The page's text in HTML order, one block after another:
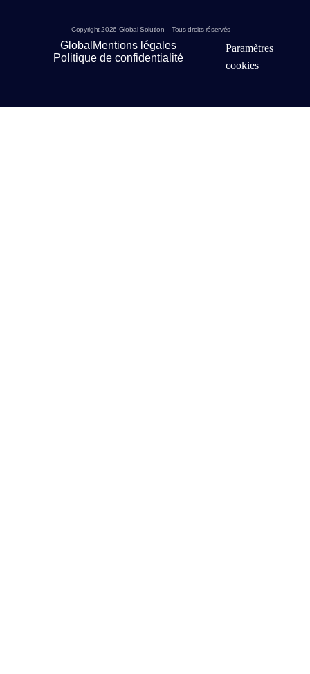
Copyright 2026 Global Solution – Tous droits réservés
Global Mentions légales
Politique de confidentialité
Paramètres
cookies